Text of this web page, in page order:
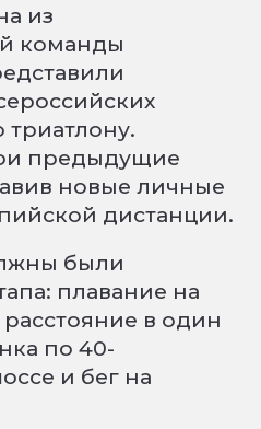
из
команды
триатлону.
предыдущие
новые личные
дистанции.
были
плавание на
в один
по 40-
и бег на